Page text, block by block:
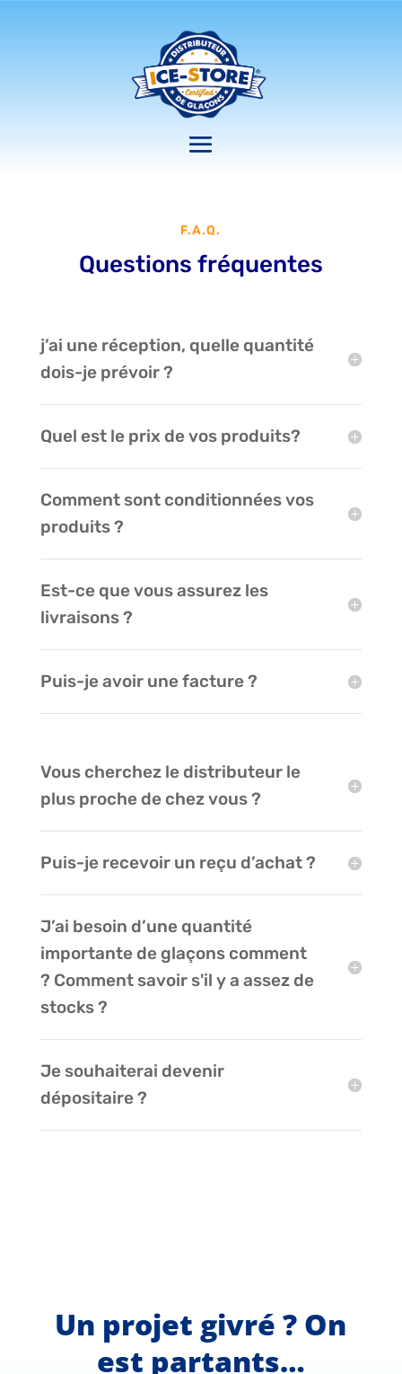
F.A.Q.
Questions fréquentes
j’ai une réception, quelle quantité
dois-je prévoir ?
Quel est le prix de vos produits?
Comment sont conditionnées vos
produits ?
Est-ce que vous assurez les
livraisons ?
Puis-je avoir une facture ?
Vous cherchez le distributeur le
plus proche de chez vous ?
Puis-je recevoir un reçu d’achat ?
J’ai besoin d’une quantité
importante de glaçons comment
? Comment savoir s'il y a assez de
stocks ?
Je souhaiterai devenir
dépositaire ?
Un projet givré ? On
est partants…